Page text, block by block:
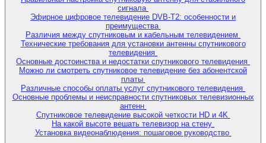
сигнала
Эфирное цифровое телевидение DVB-T2: особенности и
преимущества
Различия между спутниковым и кабельным телевидением
Технические требования для установки антенны спутникового
телевидения
Основные достоинства и недостатки спутникового телевидения
Можно ли смотреть спутниковое телевидение без абонентской
платы
Различные способы оплаты услуг спутникового телевидения
Основные проблемы и неисправности спутниковых телевизионных
антенн
Спутниковое телевидение высокой четкости HD и 4K
На какой высоте вешать телевизор на стену
Установка видеонаблюдения: пошаговое руководство